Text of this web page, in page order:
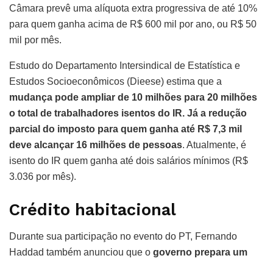
Câmara prevê uma alíquota extra progressiva de até 10%
para quem ganha acima de R$ 600 mil por ano, ou R$ 50
mil por mês.
Estudo do Departamento Intersindical de Estatística e
Estudos Socioeconômicos (Dieese) estima que a
mudança pode ampliar de 10 milhões para 20 milhões
o total de trabalhadores isentos do IR. Já a redução
parcial do imposto para quem ganha até R$ 7,3 mil
deve alcançar 16 milhões de pessoas. Atualmente, é
isento do IR quem ganha até dois salários mínimos (R$
3.036 por mês).
Crédito habitacional
Durante sua participação no evento do PT, Fernando
Haddad também anunciou que o governo prepara um